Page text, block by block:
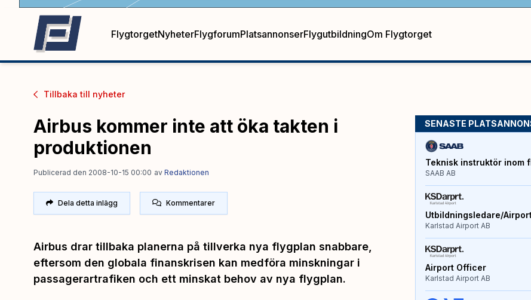
FlygtorgetNyheterFlygforumPlatsannonserFlygutbildningOm Flygtorget
Tillbaka till nyheter
Airbus kommer inte att öka takten i
produktionen
Publicerad den 2008-10-15 00:00 av Redaktionen
Dela detta inlägg Kommentarer
Airbus drar tillbaka planerna på tillverka nya flygplan snabbare,
eftersom den globala finanskrisen kan medföra minskningar i
passagerartrafiken och ett minskat behov av nya flygplan.
SENASTE
Teknisk instruktör inom
SAAB AB
Utbildningsledare/
Karlstad Airport AB
Airport Officer
Karlstad Airport AB